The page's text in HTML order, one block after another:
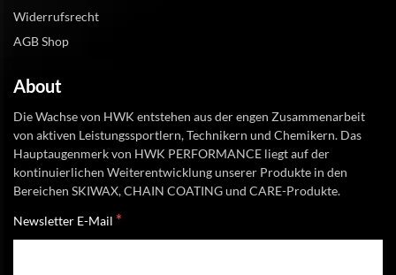
Widerrufsrecht
AGB Shop
About
Die Wachse von HWK entstehen aus der engen Zusammenarbeit
von aktiven Leistungssportlern, Technikern und Chemikern. Das
Hauptaugenmerk von HWK PERFORMANCE liegt auf der
kontinuierlichen Weiterentwicklung unserer Produkte in den
Bereichen SKIWAX, CHAIN COATING und CARE-Produkte.
Newsletter E-Mail *